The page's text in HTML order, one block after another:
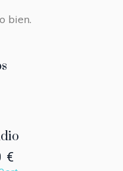
bien.
€